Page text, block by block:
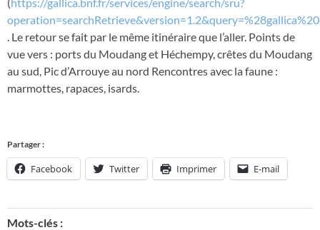
. Le retour se fait par le même itinéraire que l’aller. Points de
vue vers : ports du Moudang et Héchempy, crêtes du Moudang
au sud, Pic d’Arrouye au nord Rencontres avec la faune :
marmottes, rapaces, isards.
Partager :
Facebook Twitter Imprimer E-mail
Mots-clés :